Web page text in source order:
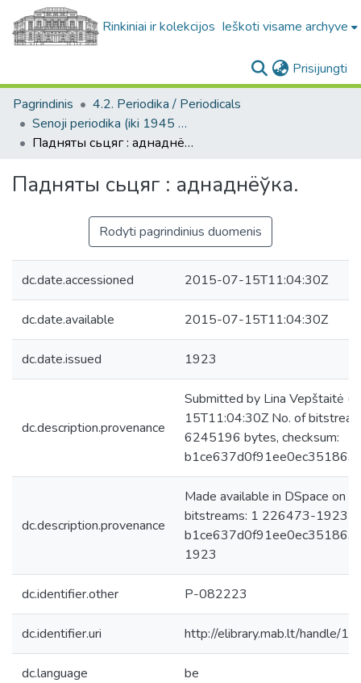
Rinkiniai ir kolekcijos Ieškoti visame archyve
Prisijungti
Pagrindinis
4.2. Periodika / Periodicals
Senoji periodika (iki 1945 m.) / Old periodicals (pre-1945)
Падняты сьцяг : аднаднёўка.
Падняты сьцяг : аднаднёўка.
Rodyti pagrindinius duomenis
dc.date.accessioned 2015-07-15T11:04:30Z
dc.date.available 2015-07-15T11:04:30Z
dc.date.issued 1923
dc.description.provenance
Submitted by Lina Vepštaitė
15T11:04:30Z No. of
6245196 bytes, checksum:
dc.description.provenance
Made available in DSpace on
bitstreams: 1 226473-1923-
1923
dc.identifier.other P-082223
dc.identifier.uri http://elibrary.mab.lt/handle/1/
dc.language be